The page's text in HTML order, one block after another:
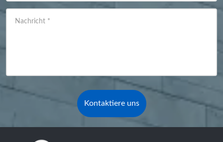
Nachricht *
Kontaktiere uns